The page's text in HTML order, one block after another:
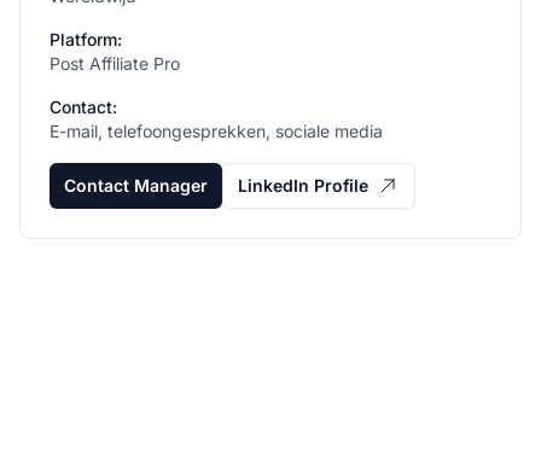
Platform:
Post Affiliate Pro
Contact:
E-mail, telefoongesprekken, sociale media
Contact Manager LinkedIn Profile